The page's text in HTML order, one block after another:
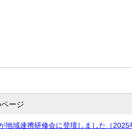
ージ
域連携研修会に登壇しました（2025